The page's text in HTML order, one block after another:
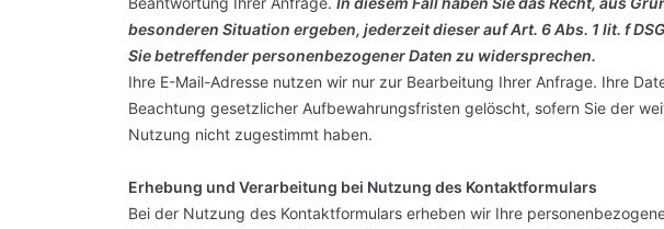
besonderen Situation ergeben, jederzeit dieser auf Art. 6 Abs. 1 lit. f
Sie betreffender personenbezogener Daten zu widersprechen.
Ihre E-Mail-Adresse nutzen wir nur zur Bearbeitung Ihrer Anfrage. Ihre
Beachtung gesetzlicher Aufbewahrungsfristen gelöscht, sofern Sie der
Nutzung nicht zugestimmt haben.
Erhebung und Verarbeitung bei Nutzung des Kontaktformulars
Bei der Nutzung des Kontaktformulars erheben wir Ihre